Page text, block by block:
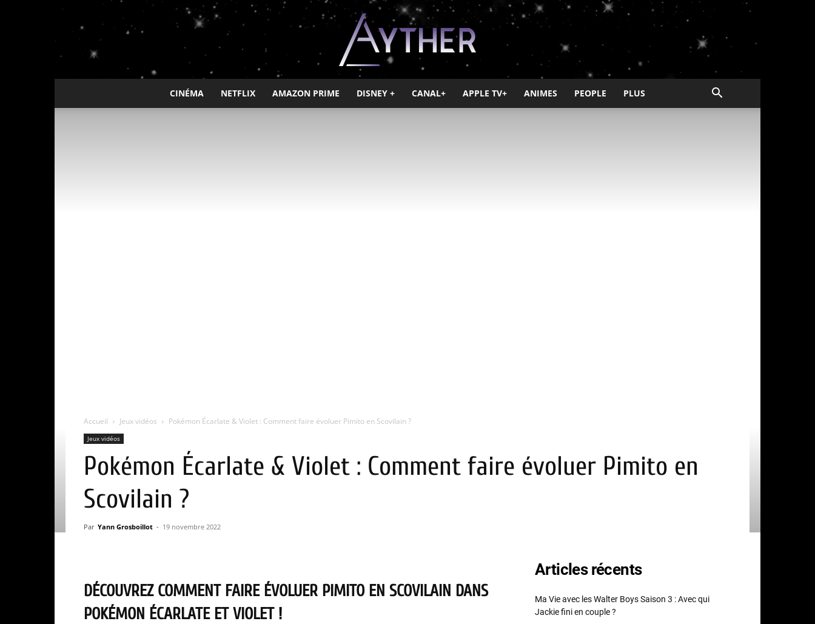
Ayther
CINÉMA NETFLIX AMAZON PRIME DISNEY + CANAL+ APPLE TV+ ANIMES PEOPLE PLUS
Accueil Jeux vidéos Pokémon Écarlate & Violet : Comment faire évoluer Pimito en Scovilain ?
Jeux vidéos
Pokémon Écarlate & Violet : Comment faire évoluer Pimito en
Scovilain ?
Par Yann Grosboillot - 19 novembre 2022
DÉCOUVREZ COMMENT FAIRE ÉVOLUER PIMITO EN SCOVILAIN DANS
POKÉMON ÉCARLATE ET VIOLET !
Articles récents
Ma Vie avec les Walter Boys Saison 3 : Avec qui
Jackie fini en couple ?